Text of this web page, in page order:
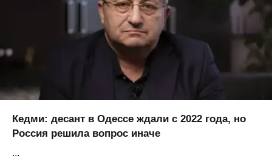
Кедми: десант в Одессе ждали с 2022 года, но
Россия решила вопрос иначе
...